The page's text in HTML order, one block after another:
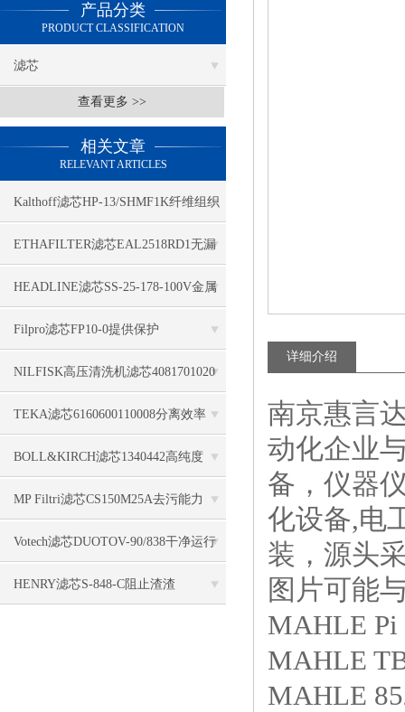
产品分类
PRODUCT CLASSIFICATION
滤芯
查看更多 >>
相关文章
RELEVANT ARTICLES
Kalthoff滤芯HP-13/SHMF1K纤维组织
ETHAFILTER滤芯EAL2518RD1无漏
网之鱼
HEADLINE滤芯SS-25-178-100V金属
材质
Filpro滤芯FP10-0提供保护
NILFISK高压清洗机滤芯4081701020
细小隔离
TEKA滤芯6160600110008分离效率
BOLL&KIRCH滤芯1340442高纯度
MP Filtri滤芯CS150M25A去污能力
Votech滤芯DUOTOV-90/838干净运行
HENRY滤芯S-848-C阻止渣渣
详细介绍
南京惠言
动化企业
备，仪器
化设备,电
装，源头
图片可能
MAHLE Pi
MAHLE
MAHLE